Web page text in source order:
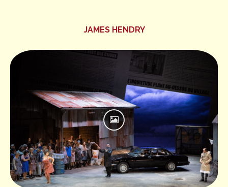
JAMES HENDRY